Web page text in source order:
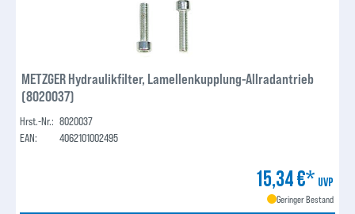
METZGER Hydraulikfilter, Lamellenkupplung-Allradantrieb
(8020037)
Hrst.-Nr.: 8020037
EAN:
4062101002495
15,34 €* UVP
Geringer Bestand